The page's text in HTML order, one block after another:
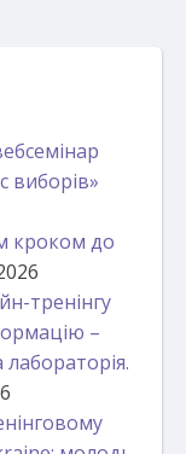
виборів»
кроком до
тренінгу
–